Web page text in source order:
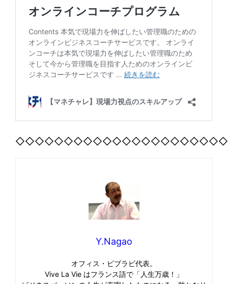
Y.Nagao
オフィス・ビブラビ代表。
Vive La Vie はフランス語で「人生万歳！」